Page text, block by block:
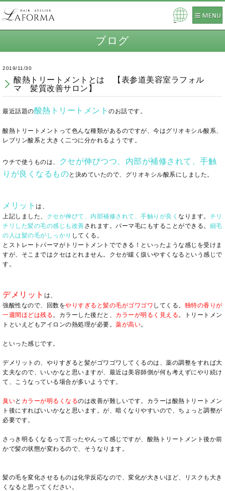
Pow
ブログ
2019/11/30
酸熱トリートメントとは 【表参道美容室ラフォル
マ 髪質改善サロン】
最近話題の酸熱トリートメント のお話です。
酸熱トリートメントって色んな種類があるのですが、今はグリオキシル酸系、
レブリン酸系と大きく二つに分かれるようです。
ウチで使うものは、
クセが伸びつつ、内部が補修されて、手触
りが良くなるものと決めていたので、グリオキシル酸系にしました。
メリット は、
上記しました、
クセが伸びて、内部補修されて、手触りが良く なります。 チリ
チリした髪の毛の感じも改善されます。パーマ毛にもすることができる。 細毛
の人は髪の毛がしっかり してくる。
とストレートパーマがトリートメントでできる！といったような感じを受けま
すが、そこまではクセはとれません。クセが緩く扱いやすくなるという感じで
す。
デメリット は、
強酸性なので、回数をやりすぎると髪の毛がゴワゴワ してくる。 独特の香りが
一週間ほどは残る。カラーした後だと、 カラーが明るく見える。トリートメン
トといえどもアイロンの熱処理が必要。 薬が高い。
といった感じです。
デメリットの、やりすぎると髪がゴワゴワしてくるのは、薬の調整をすれば大
丈夫なので、いいかなと思いますが、最近は美容師側が何も考えずにやり続け
て、こうなっている場合が多いようです。
臭いと カラーが明るくなるのは改善が難しいです。カラーは酸熱トリートメン
ト後にすればいいかなと思います。が、暗くなりやすいので、ちょっと調整が
必要です。
さっき明るくなるって言ったやんって感じですが、酸熱トリートメント後か前
かで髪の状態が変わるので、そうなります。
髪の毛を変化させるものは化学反応なので、変化が大きいほど、リスクも大き
くなると思ってください。